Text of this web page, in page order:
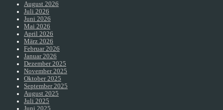
August 2026
Juli 2026
Juni 2026
Mai 2026
April 2026
März 2026
Februar 2026
Januar 2026
Dezember 2025
November 2025
Oktober 2025
September 2025
August 2025
Juli 2025